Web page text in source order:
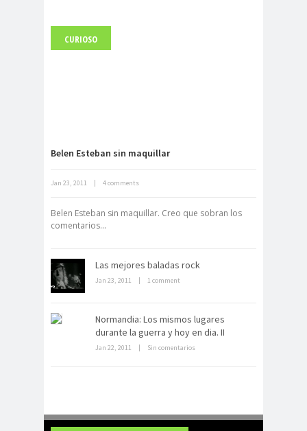
La derrota británica en Cartagena
de indias
CURIOSO
Belen Esteban sin maquillar
Jan 23, 2011 | 4 comments
Belen Esteban sin maquillar. Creo que sobran los
comentarios...
Las mejores baladas rock
Jan 23, 2011 | 1 comment
Normandia: Los mismos lugares
durante la guerra y hoy en dia. II
Jan 22, 2011 | Sin comentarios